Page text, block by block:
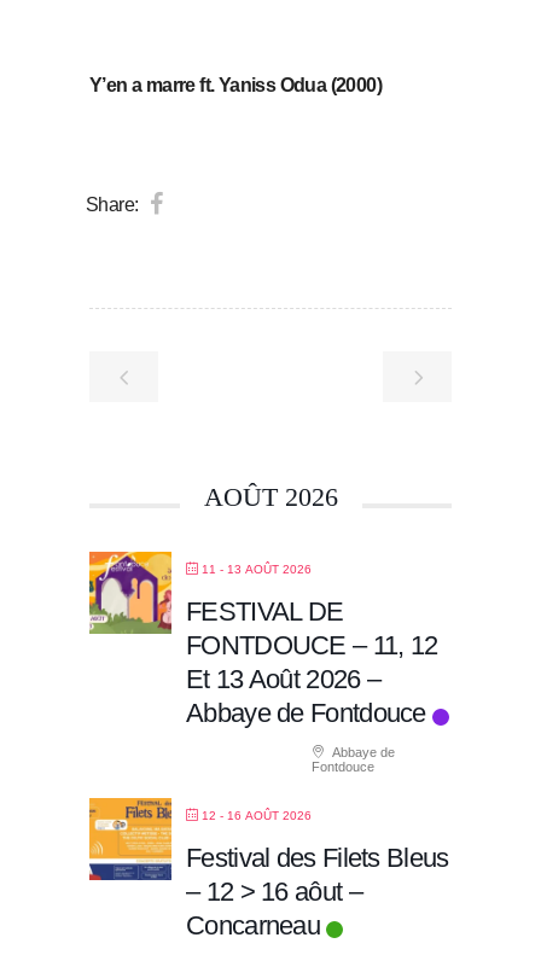
Y’en a marre ft. Yaniss Odua (2000)
Share:
AOÛT 2026
11 - 13 AOÛT 2026
FESTIVAL DE
FONTDOUCE – 11, 12
Et 13 Août 2026 –
Abbaye de Fontdouce
Abbaye de
Fontdouce
12 - 16 AOÛT 2026
Festival des Filets Bleus
– 12 > 16 aôut –
Concarneau